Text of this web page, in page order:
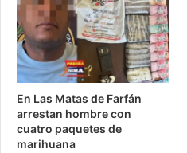
En Las Matas de Farfán
arrestan hombre con
cuatro paquetes de
marihuana